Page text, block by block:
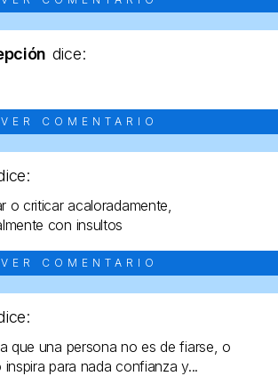
dice:
VER COMENTARIO
o criticar acaloradamente,
con insultos
VER COMENTARIO
que una persona no es de fiarse, o
inspira para nada confianza y...